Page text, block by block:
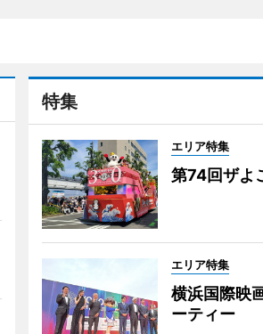
特集
エリア特集
第74回ザ
エリア特集
横浜国際映
ーティー